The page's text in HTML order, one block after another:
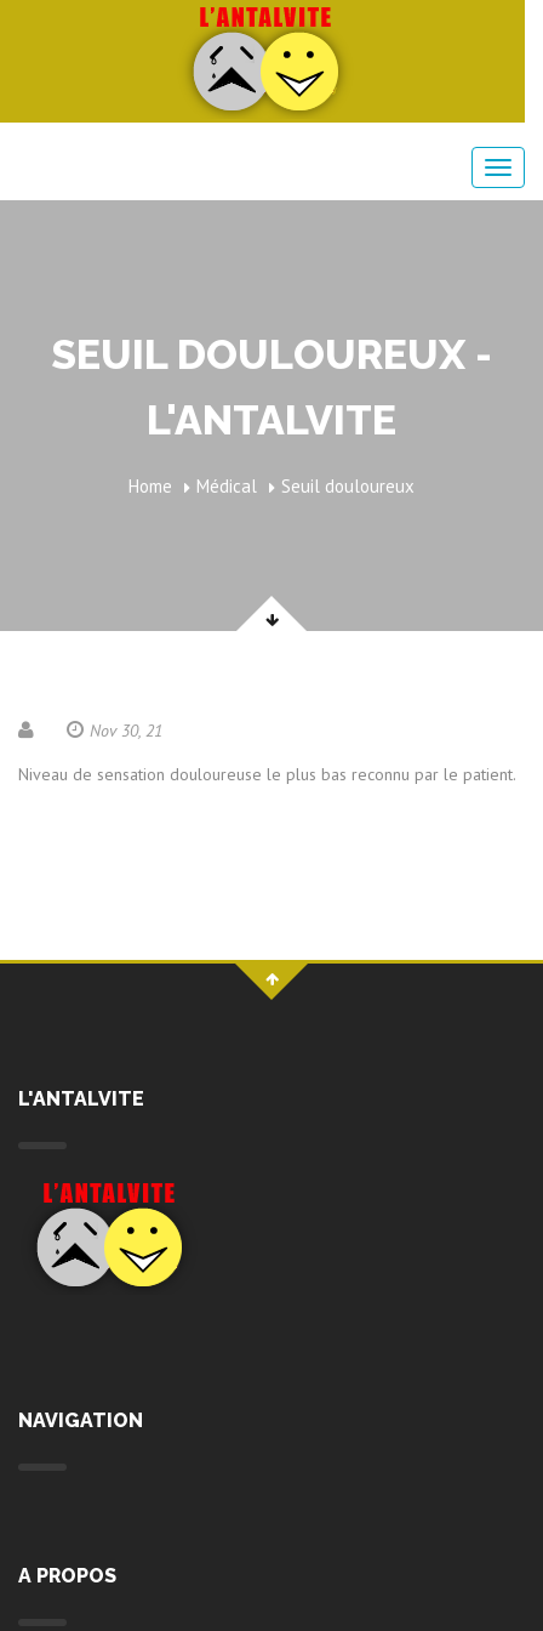
SEUIL DOULOUREUX -
L'ANTALVITE
Home Médical Seuil douloureux
Nov 30, 21
Niveau de sensation douloureuse le plus bas reconnu par le patient.
L'ANTALVITE
NAVIGATION
A PROPOS